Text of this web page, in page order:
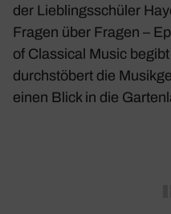
der Lieb­lings­schüler
Fragen über Fragen –
of Clas­sical Music
durch­stö­bert die
einen Blick in die